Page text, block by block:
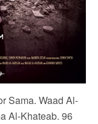
Sama. Waad Al-
Al-Khateab. 96